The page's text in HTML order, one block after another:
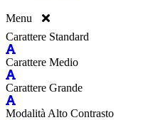
Menu
Carattere Standard
Carattere Medio
Carattere Grande
Modalità Alto Contrasto